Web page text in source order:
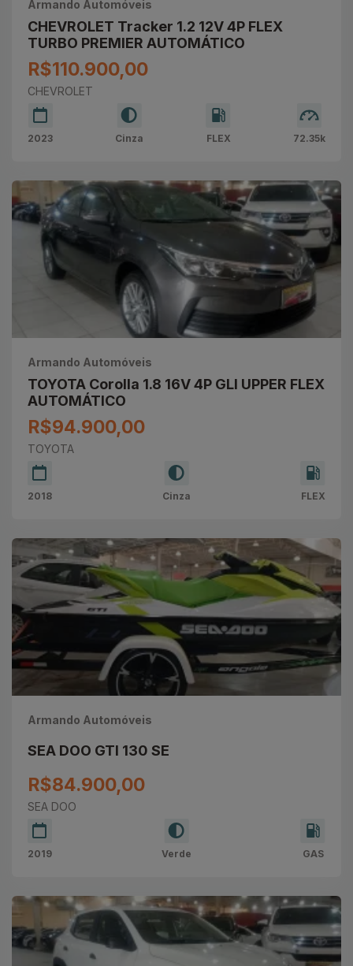
Armando Automóveis
CHEVROLET Tracker 1.2 12V 4P FLEX
TURBO PREMIER AUTOMÁTICO
R$110.900,00
CHEVROLET
2023 Cinza FLEX 72.35k
Armando Automóveis
TOYOTA Corolla 1.8 16V 4P GLI UPPER FLEX
AUTOMÁTICO
R$94.900,00
TOYOTA
2018 Cinza FLEX
Armando Automóveis
SEA DOO GTI 130 SE
R$84.900,00
SEA DOO
2019 Verde GAS